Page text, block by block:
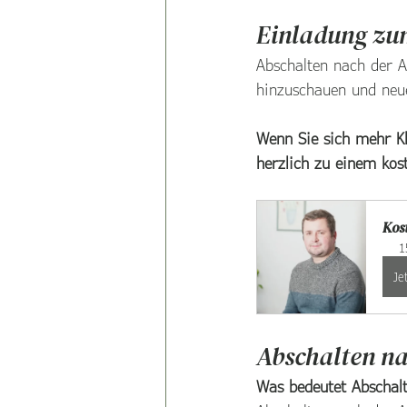
Einladung
Abschalten nach der
hinzuschauen und
Wenn Sie sich mehr
herzlich zu einem
Abschalten
Was bedeutet